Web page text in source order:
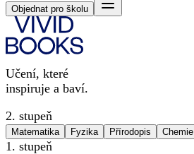
Objednat pro školu
Učení, které
inspiruje a baví.
2. stupeň
Matematika Fyzika Přírodopis Chemie
1. stupeň